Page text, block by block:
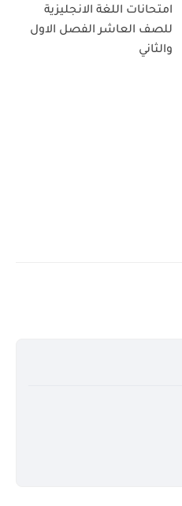
امتحانات اللغة الانجليزية
للصف العاشر الفصل الاول
والثاني